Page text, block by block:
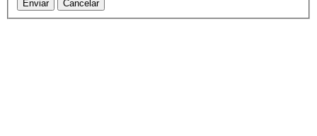
Enviar Cancelar